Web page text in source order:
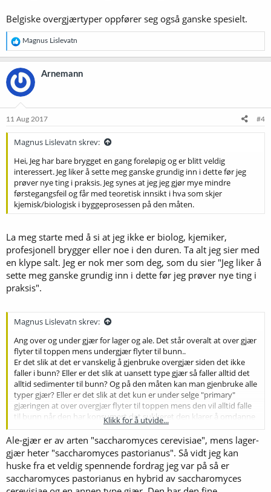
Belgiske overgjærtyper oppfører seg også ganske spesielt.
R
e
a
k
s
j
o
e
Magnus Lislevatn
Arnemann
11 Aug 2017 #4
Magnus Lislevatn skrev:
Hei, Jeg har bare brygget en gang foreløpig og er blitt veldig
interessert. Jeg liker å sette meg ganske grundig inn i dette før jeg
prøver nye ting i praksis. Jeg synes at jeg jeg gjør mye mindre
førstegangsfeil og får med teoretisk innsikt i hva som skjer
kjemisk/biologisk i byggeprosessen på den måten.
La meg starte med å si at jeg ikke er biolog, kjemiker,
profesjonell brygger eller noe i den duren. Ta alt jeg sier med
en klype salt. Jeg er nok mer som deg, som du sier "Jeg liker å
sette meg ganske grundig inn i dette før jeg prøver nye ting i
praksis".
Magnus Lislevatn skrev:
Ang over og under gjær for lager og ale. Det står overalt at over gjær
flyter til toppen mens undergjær flyter til bunn..
Er det slik at det er vanskelig å gjenbruke overgjær siden det ikke
faller i bunn? Eller er det slik at uansett type gjær så faller alltid det
alltid sedimenter til bunn? Og på den måten kan man gjenbruke alle
typer gjær? Eller er det slik at det kun er under selge "primary"
gjæringen at over overgjær flyter til toppen mens den vil alltid falle
til bunn når den har konsumert det sukkeret den klarer å omdanne
Klikk for å utvide...
Ale-gjær er av arten "saccharomyces cerevisiae", mens lager-
gjær heter "saccharomyces pastorianus". Så vidt jeg kan
huske fra et veldig spennende fordrag jeg var på så er
saccharomyces pastorianus en hybrid av saccharomyces